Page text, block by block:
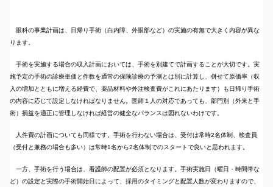
眼科の事業計画は、日帰り手術（白内障、外眼部など）の実施の有無で大きく内容が異な
ります。
手術を実施する場合の収入計画においては、手術を別建てで計画することが大切です。実
施予定の手術の診療単価と件数を通常の保険診療の予測とは別に計算し、併せて原価率（収
入の増加とともに増える経費で、薬品材料や外注検査費がこれにあたります）も日帰り手術
の内容に応じて設定しなければなりません。医師１人の対応であっても、部門別（外来と手
術）損益を適正に管理しなければ経営の健全なバランスは図れないわけです。
人件費の計画についても同様です。手術を行わない場合は、受付は常時2名体制、検査員
（受付と兼務の場合も多い）は常時1名から2名体制でのスタートで良いと思われます。
一方、手術を行う場合は、看護師の配置が必須となります。手術実施日（曜日・時間帯な
ど）の設定と実際の手術開始日によって、採用のタイミングと配置人数が変わりますので、